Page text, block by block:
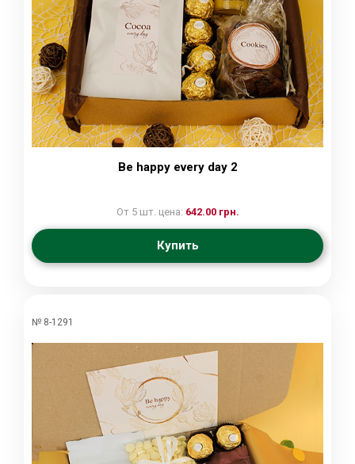
Be happy every day 2
От 5 шт. цена: 642.00 грн.
Купить
№ 8-1291